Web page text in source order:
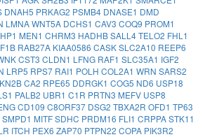
DNAH5 PRKAG2 PSMB4 DNASE1 DMD
LMNAWNT5A DCHS1 CAV3 COQ9 PROM1
MEN1 CHRM3 HADHBSALL4TELO2 FHL1
RAB27A KIAA0586 CASKSLC2A10 REEP6
CST3 CLDN1 LFNG RAF1 SLC35A1 IGF2
LRP5 RPS7 RAI1 POLH COL2A1 WRN SARS2
CA2 RPE65 DDRGK1 COG5 ND6 USP18
PALB2 UBR1 C1R PRTN3 MEFV USP8
CD109 C8ORF37 DSG2 TBXA2R OFD1 TP63
SMPD1 MITFSDHC PRDM16 FLI1 CRPPASTK11
ITCH PEX6 ZAP70 PTPN22 COPA PIK3R2